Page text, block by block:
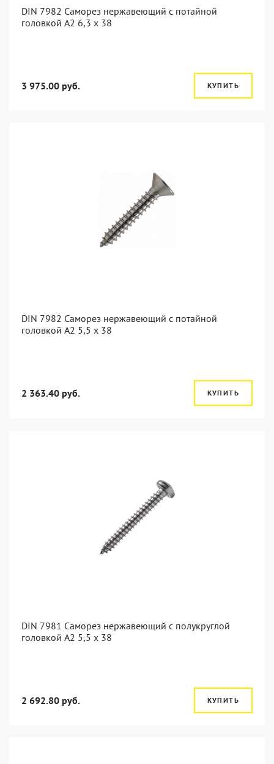
DIN 7982 Саморез нержавеющий с потайной
головкой А2 6,3 x 38
3 975.00 руб. КУПИТЬ
DIN 7982 Саморез нержавеющий с потайной
головкой А2 5,5 x 38
2 363.40 руб. КУПИТЬ
DIN 7981 Саморез нержавеющий с полукруглой
головкой А2 5,5 x 38
2 692.80 руб. КУПИТЬ